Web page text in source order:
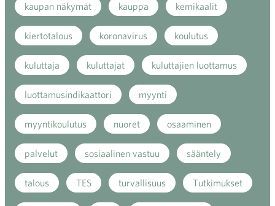
kaupan näkymät kauppa kemikaalit
kiertotalous koronavirus koulutus
kuluttaja kuluttajat kuluttajien luottamus
luottamusindikaattori myynti
myyntikoulutus nuoret osaaminen
palvelut sosiaalinen vastuu sääntely
talous TES turvallisuus Tutkimukset